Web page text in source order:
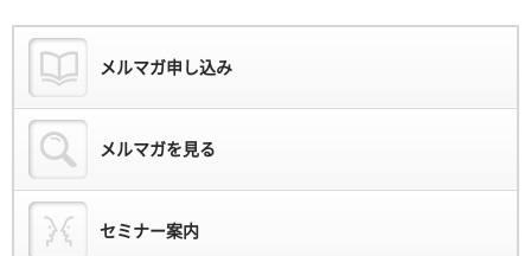
メルマガ申し込み
メルマガを見る
セミナー案内